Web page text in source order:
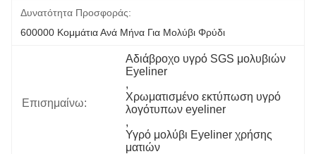
Δυνατότητα Προσφοράς:
600000 Κομμάτια Ανά Μήνα Για Μολύβι Φρύδι
Επισημαίνω:
Αδιάβροχο υγρό SGS μολυβιών
Eyeliner
,
Χρωματισμένο εκτύπωση υγρό
λογότυπων eyeliner
,
Υγρό μολύβι Eyeliner χρήσης
ματιών